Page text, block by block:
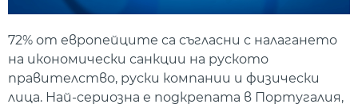
72% от европейците са съгласни с налагането
на икономически санкции на руското
правителство, руски компании и физически
лица. Най-сериозна е подкрепата в Португалия,